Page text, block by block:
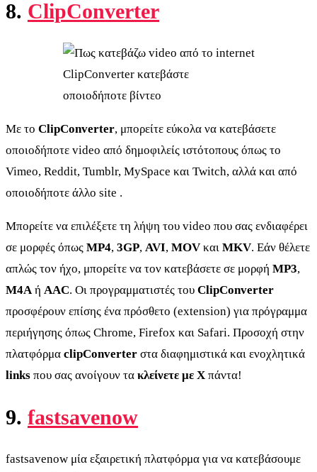
8. ClipConverter
ClipConverter κατεβάστε
οποιοδήποτε βίντεο
Με το ClipConverter, μπορείτε εύκολα να κατεβάσετε
οποιοδήποτε video από δημοφιλείς ιστότοπους όπως το
Vimeo, Reddit, Tumblr, MySpace και Twitch, αλλά και από
οποιοδήποτε άλλο site .
Μπορείτε να επιλέξετε τη λήψη του video που σας ενδιαφέρει
σε μορφές όπως MP4, 3GP, AVI, MOV και MKV. Εάν θέλετε
απλώς τον ήχο, μπορείτε να τον κατεβάσετε σε μορφή MP3,
M4A ή AAC. Οι προγραμματιστές του ClipConverter
προσφέρουν επίσης ένα πρόσθετο (extension) για πρόγραμμα
περιήγησης όπως Chrome, Firefox και Safari. Προσοχή στην
πλατφόρμα clipConverter στα διαφημιστικά και ενοχλητικά
links που σας ανοίγουν τα κλείνετε με Χ πάντα!
9. fastsavenow
fastsavenow μία εξαιρετική πλατφόρμα για να κατεβάσουμε